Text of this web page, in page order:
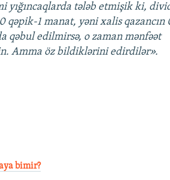
yığıncaqlarda tələb etmişik ki,
qəpik-1 manat, yəni xalis qazancın
qəbul edilmirsə, o zaman mənfəət
Amma öz bildiklərini edirdilər».
bimir?